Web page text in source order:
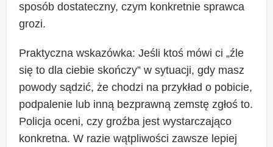
sposób dostateczny, czym konkretnie sprawca
grozi.
Praktyczna wskazówka: Jeśli ktoś mówi ci „źle
się to dla ciebie skończy” w sytuacji, gdy masz
powody sądzić, że chodzi na przykład o pobicie,
podpalenie lub inną bezprawną zemstę zgłoś to.
Policja oceni, czy groźba jest wystarczająco
konkretna. W razie wątpliwości zawsze lepiej